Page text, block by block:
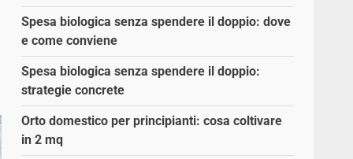
Spesa biologica senza spendere il doppio: dove
e come conviene
Spesa biologica senza spendere il doppio:
strategie concrete
Orto domestico per principianti: cosa coltivare
in 2 mq